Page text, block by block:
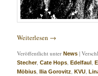
Weiterlesen →
Veröffentlicht unter News |
Stecher,Cate Hops,Edelfaul ,
Möbius, Ilia Gorovitz,KVU,